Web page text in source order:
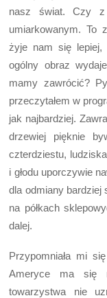
nasz świat. Czy z
umiarkowanym. To
żyje nam się lepiej,
ogólny obraz
mamy zawrócić?
przeczytałem w
jak najbardziej.
drzewiej pięknie
czterdziestu,
i głodu uporczywie
dla odmiany bardziej
na półkach
dalej.
Przypomniała mi
Ameryce ma się
towarzystwa nie